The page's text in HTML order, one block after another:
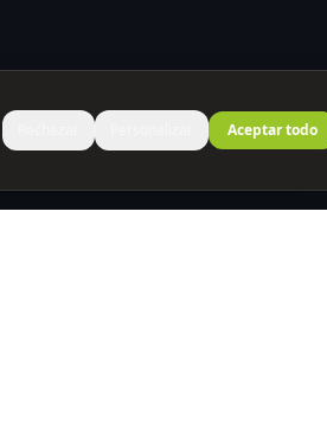
Aceptar todo